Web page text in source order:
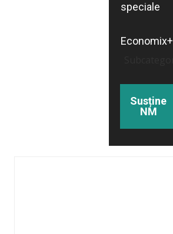
speciale
Economix+
Susține
NM